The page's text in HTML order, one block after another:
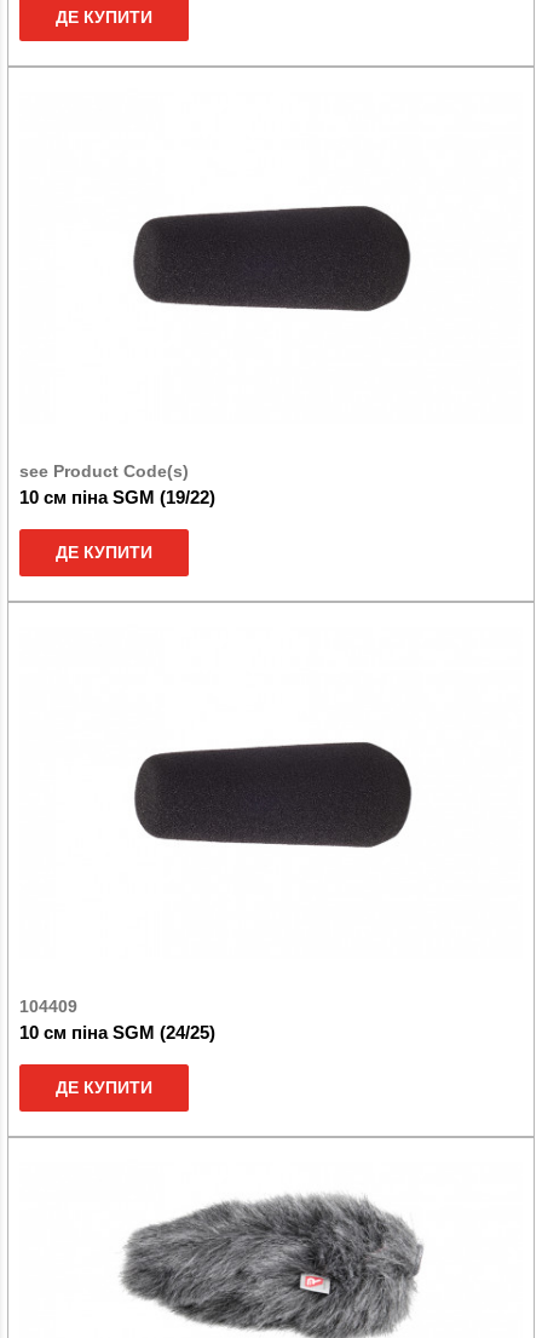
ДЕ КУПИТИ
see Product Code(s)
10 см піна SGM (19/22)
ДЕ КУПИТИ
104409
10 см піна SGM (24/25)
ДЕ КУПИТИ